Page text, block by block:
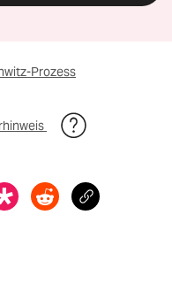
Prozess